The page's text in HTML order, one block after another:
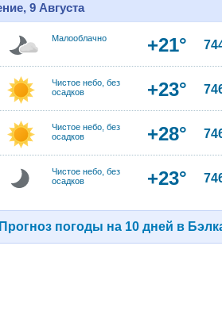
9 Августа
Малооблачно +21°
Чистое небо, без
осадков
+23°
Чистое небо, без
осадков
+28°
Чистое небо, без
осадков
+23°
Прогноз погоды на 10 дней в